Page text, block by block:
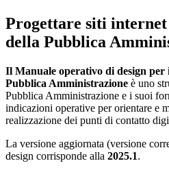
Progettare siti
della Pubblica
Il Manuale operativo di design per
Pubblica Amministrazione è uno
Pubblica Amministrazione e i suoi
indicazioni operative per orientare e
realizzazione dei punti di contatto
La versione aggiornata (versione
design corrisponde alla 2025.1.